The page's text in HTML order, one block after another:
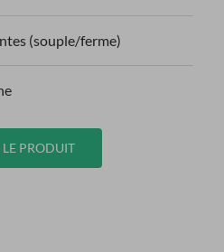
(souple/ferme)
LE PRODUIT